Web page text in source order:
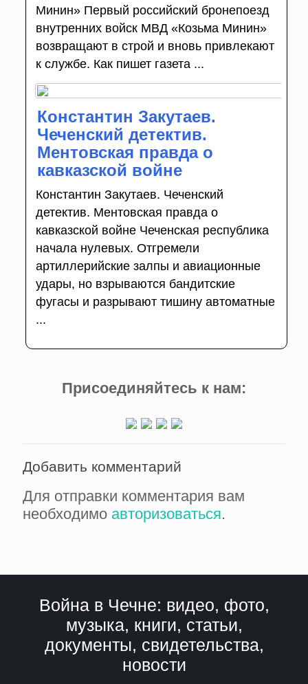
Минин» Первый российский бронепоезд
внутренних войск МВД «Козьма Минин»
возвращают в строй и вновь привлекают
к службе. Как пишет газета ...
Константин Закутаев.
Чеченский детектив.
Ментовская правда о
кавказской войне
Константин Закутаев. Чеченский
детектив. Ментовская правда о
кавказской войне Чеченская республика
начала нулевых. Отгремели
артиллерийские залпы и авиационные
удары, но взрываются бандитские
фугасы и разрывают тишину автоматные
...
Присоединяйтесь к нам:
Добавить комментарий
Для отправки комментария вам
необходимо авторизоваться.
Война в Чечне: видео, фото,
музыка, книги, статьи,
документы, свидетельства,
новости